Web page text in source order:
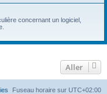
h
concernant un logiciel,
Aller
Fuseau horaire sur UTC+02:00